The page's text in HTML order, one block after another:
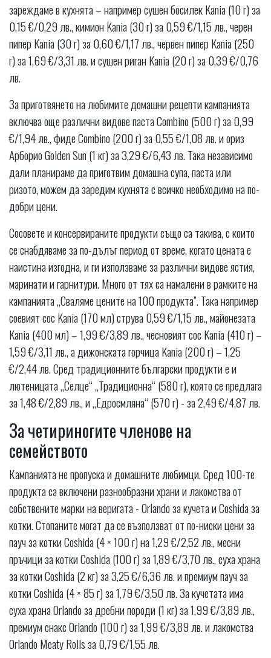
зареждаме в кухнята – например сушен босилек Kania (10 г) за
0,15 €/0,29 лв., кимион Kania (30 г) за 0,59 €/1,15 лв., черен
пипер Kania (30 г) за 0,60 €/1,17 лв., червен пипер Kania (250
г) за 1,69 €/3,31 лв. и сушен риган Kania (20 г) за 0,39 €/0,76
лв.
За приготвянето на любимите домашни рецепти кампанията
включва още различни видове паста Combino (500 г) за 0,99
€/1,94 лв., фиде Combino (200 г) за 0,55 €/1,08 лв. и ориз
Арборио Golden Sun (1 кг) за 3,29 €/6,43 лв. Така независимо
дали планираме да приготвим домашна супа, паста или
ризото, можем да заредим кухнята с всичко необходимо на по-
добри цени.
Сосовете и консервираните продукти също са такива, с които
се снабдяваме за по-дълъг период от време, когато цената е
наистина изгодна, и ги използваме за различни видове ястия,
маринати и гарнитури. Много от тях са намалени в рамките на
кампанията „Сваляме цените на 100 продукта”. Така например
соевият сос Kania (170 мл) струва 0,59 €/1,15 лв., майонезата
Kania (400 мл) – 1,99 €/3,89 лв., чесновият сос Kania (410 г) –
1,59 €/3,11 лв., а дижонската горчица Kania (200 г) – 1,25
€/2,44 лв. Сред традиционните български продукти е и
лютеницата „Селце“ „Традиционна“ (580 г), която се предлага
за 1,48 €/2,89 лв., и „Едросмляна“ (570 г) - за 2,49 €/4,87 лв.
За четириногите членове на
семейството
Кампанията не пропуска и домашните любимци. Сред 100-те
продукта са включени разнообразни храни и лакомства от
собствените марки на веригата - Orlando за кучета и Coshida за
котки. Стопаните могат да се възползват от по-ниски цени за
пауч за котки Coshida (4 × 100 г) на 1,29 €/2,52 лв., месни
пръчици за котки Coshida (100 г) за 1,89 €/3,70 лв., суха храна
за котки Coshida (2 кг) за 3,25 €/6,36 лв. и премиум пауч за
котки Coshida (4 × 85 г) за 1,79 €/3,50 лв. За кучетата има
суха храна Orlando за дребни породи (1 кг) за 1,99 €/3,89 лв.,
премиум снакс Orlando (100 г) за 1,99 €/3,89 лв. и лакомства
Orlando Meaty Rolls за 0,79 €/1,55 лв.